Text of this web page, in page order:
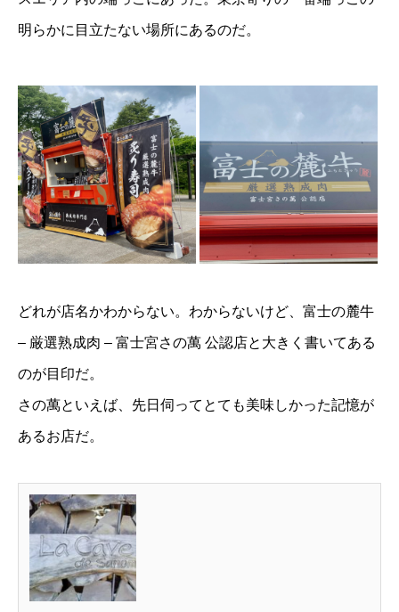
明らかに目立たない場所にあるのだ。
どれが店名かわからない。わからないけど、富士の麓牛
– 厳選熟成肉 – 富士宮さの萬 公認店と大きく書いてある
のが目印だ。
さの萬といえば、先日伺ってとても美味しかった記憶が
あるお店だ。